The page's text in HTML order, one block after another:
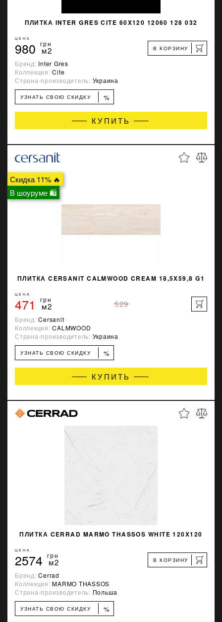
ПЛИТКА INTER GRES CITE 60X120 12060 128 032
ЦЕНА
980 грн
м2 В КОРЗИНУ
Бренд: Inter Gres
Коллекция:Cite
Страна-производитель: Украина
УЗНАТЬ СВОЮ СКИДКУ %
КУПИТЬ
Скидка 11% 🔥
В шоуруме 🛍
ПЛИТКА CERSANIT CALMWOOD CREAM 18,5X59,8 G1
ЦЕНА
471 грн
м2 529
Бренд:Cersanit
Коллекция:CALMWOOD
Страна-производитель: Украина
УЗНАТЬ СВОЮ СКИДКУ %
КУПИТЬ
ПЛИТКА CERRAD MARMO THASSOS WHITE 120X120
ЦЕНА
2574 грн
м2 В КОРЗИНУ
Бренд:Cerrad
Коллекция:MARMO THASSOS
Страна-производитель: Польша
УЗНАТЬ СВОЮ СКИДКУ %